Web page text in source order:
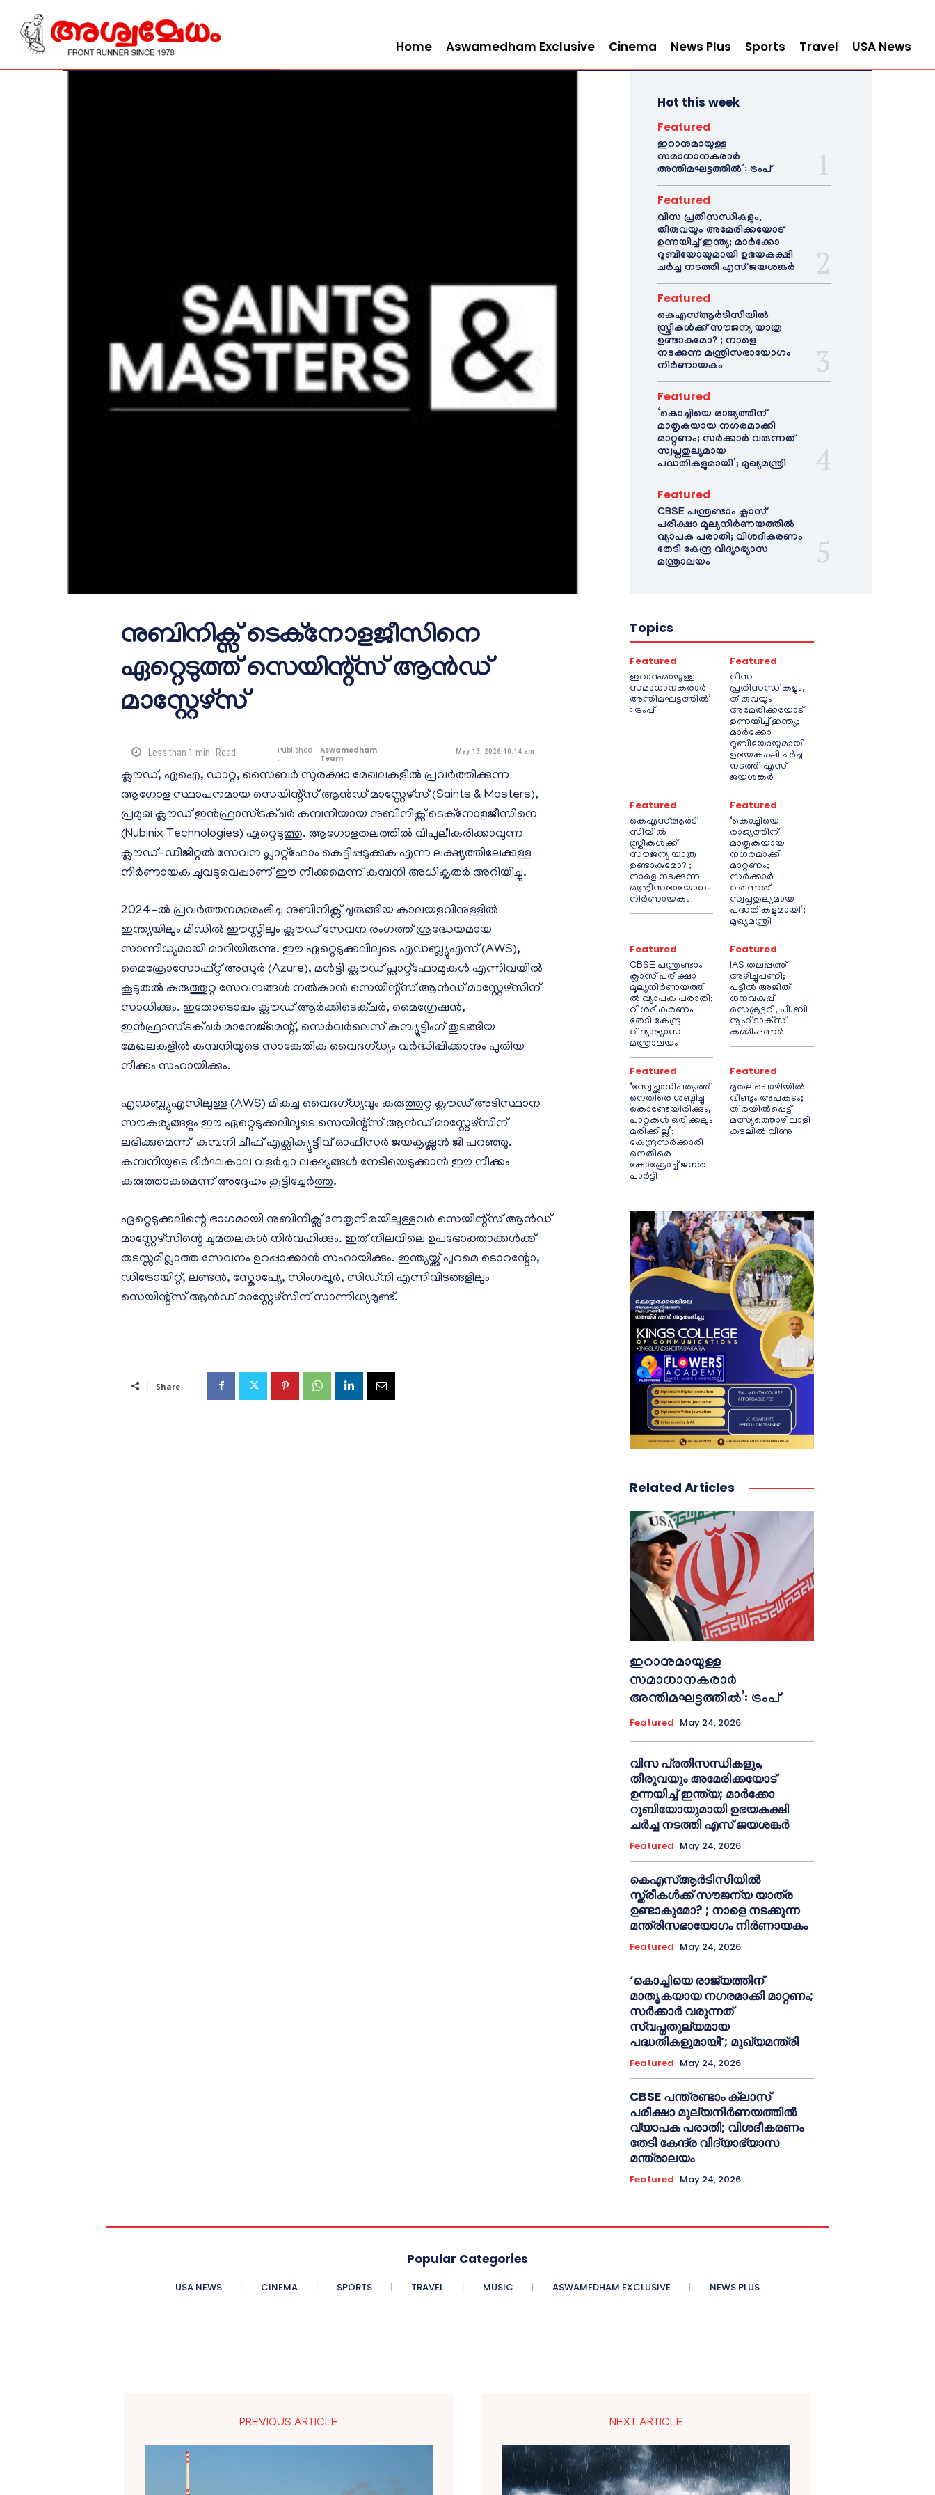
Home Aswamedham Exclusive Cinema News Plus Sports Travel USA News
നുബിനിക്സ് ടെക്നോളജീസിനെ
ഏറ്റെടുത്ത് സെയിന്റ്‌സ് ആൻഡ്
മാസ്റ്റേഴ്‌സ്
Less than 1 min. Read
Published
:
Aswamedham
Team
May 13, 2026 10:14 am
ക്ലൗഡ്, എഐ, ഡാറ്റ, സൈബർ സുരക്ഷാ മേഖലകളിൽ പ്രവർത്തിക്കുന്ന
ആഗോള സ്ഥാപനമായ സെയിന്റ്‌സ് ആൻഡ് മാസ്റ്റേഴ്‌സ് (Saints & Masters),
പ്രമുഖ ക്ലൗഡ് ഇൻഫ്രാസ്ട്രക്ചർ കമ്പനിയായ നുബിനിക്സ് ടെക്നോളജീസിനെ
(Nubinix Technologies) ഏറ്റെടുത്തു. ആഗോളതലത്തിൽ വിപുലീകരിക്കാവുന്ന
ക്ലൗഡ്-ഡിജിറ്റൽ സേവന പ്ലാറ്റ്‌ഫോം കെട്ടിപ്പടുക്കുക എന്ന ലക്ഷ്യത്തിലേക്കുള്ള
നിർണായക ചുവടുവെപ്പാണ് ഈ നീക്കമെന്ന് കമ്പനി അധികൃതർ അറിയിച്ചു.
2024-ൽ പ്രവർത്തനമാരംഭിച്ച നുബിനിക്സ് ചുരുങ്ങിയ കാലയളവിനുള്ളിൽ
ഇന്ത്യയിലും മിഡിൽ ഈസ്റ്റിലും ക്ലൗഡ് സേവന രംഗത്ത് ശ്രദ്ധേയമായ
സാന്നിധ്യമായി മാറിയിരുന്നു. ഈ ഏറ്റെടുക്കലിലൂടെ എഡബ്ല്യുഎസ് (AWS),
മൈക്രോസോഫ്റ്റ് അസൂർ (Azure), മൾട്ടി ക്ലൗഡ് പ്ലാറ്റ്‌ഫോമുകൾ എന്നിവയിൽ
കൂടുതൽ കരുത്തുറ്റ സേവനങ്ങൾ നൽകാൻ സെയിന്റ്‌സ് ആൻഡ് മാസ്റ്റേഴ്‌സിന്
സാധിക്കും. ഇതോടൊപ്പം ക്ലൗഡ് ആർക്കിടെക്ചർ, മൈഗ്രേഷൻ,
ഇൻഫ്രാസ്ട്രക്ചർ മാനേജ്‌മെന്റ്, സെർവർലെസ് കമ്പ്യൂട്ടിംഗ് തുടങ്ങിയ
മേഖലകളിൽ കമ്പനിയുടെ സാങ്കേതിക വൈദഗ്ധ്യം വർദ്ധിപ്പിക്കാനും പുതിയ
നീക്കം സഹായിക്കും.
എഡബ്ല്യുഎസിലുള്ള (AWS) മികച്ച വൈദഗ്ധ്യവും കരുത്തുറ്റ ക്ലൗഡ് അടിസ്ഥാന
സൗകര്യങ്ങളും ഈ ഏറ്റെടുക്കലിലൂടെ സെയിന്റ്‌സ് ആൻഡ് മാസ്റ്റേഴ്‌സിന്
ലഭിക്കുമെന്ന് കമ്പനി ചീഫ് എക്സിക്യൂട്ടീവ് ഓഫീസർ ജയകൃഷ്ണൻ ജി പറഞ്ഞു.
കമ്പനിയുടെ ദീർഘകാല വളർച്ചാ ലക്ഷ്യങ്ങൾ നേടിയെടുക്കാൻ ഈ നീക്കം
കരുത്താകുമെന്ന് അദ്ദേഹം കൂട്ടിച്ചേർത്തു.
ഏറ്റെടുക്കലിന്റെ ഭാഗമായി നുബിനിക്സ് നേതൃനിരയിലുള്ളവർ സെയിന്റ്‌സ് ആൻഡ്
മാസ്റ്റേഴ്‌സിന്റെ ചുമതലകൾ നിർവഹിക്കും. ഇത് നിലവിലെ ഉപഭോക്താക്കൾക്ക്
തടസ്സമില്ലാത്ത സേവനം ഉറപ്പാക്കാൻ സഹായിക്കും. ഇന്ത്യയ്ക്ക് പുറമെ ടൊറന്റോ,
ഡിട്രോയിറ്റ്, ലണ്ടൻ, സ്കോപ്യേ, സിംഗപ്പൂർ, സിഡ്‌നി എന്നിവിടങ്ങളിലും
സെയിന്റ്‌സ് ആൻഡ് മാസ്റ്റേഴ്‌സിന് സാന്നിധ്യമുണ്ട്.
Share
Hot this week
Featured
ഇറാനുമായുള്ള
സമാധാനകരാർ
അന്തിമഘട്ടത്തിൽ‌’: ട്രംപ്
Featured
വിസ പ്രതിസന്ധികളും,
തീരുവയും അമേരിക്കയോട്
ഉന്നയിച്ച് ഇന്ത്യ; മാർക്കോ
റൂബിയോയുമായി ഉഭയകക്ഷി
ചർച്ച നടത്തി എസ് ജയശങ്കർ
Featured
കെഎസ്ആർടിസിയിൽ
സ്ത്രീകൾക്ക് സൗജന്യ യാത്ര
ഉണ്ടാകുമോ? ; നാളെ
നടക്കുന്ന മന്ത്രിസഭായോഗം
നിർണായകം
Featured
‘കൊച്ചിയെ രാജ്യത്തിന്
മാതൃകയായ നഗരമാക്കി
മാറ്റണം; സർക്കാർ വരുന്നത്
സ്വപ്നതുല്യമായ
പദ്ധതികളുമായി’; മുഖ്യമന്ത്രി
Featured
CBSE പന്ത്രണ്ടാം ക്ലാസ്
പരീക്ഷാ മൂല്യനിർണയത്തിൽ
വ്യാപക പരാതി; വിശദീകരണം
തേടി കേന്ദ്ര വിദ്യാഭ്യാസ
മന്ത്രാലയം
Topics
Featured
ഇറാനുമായുള്ള
സമാധാനകരാർ
അന്തിമഘട്ടത്തിൽ‌’
: ട്രംപ്
Featured
വിസ
പ്രതിസന്ധികളും,
തീരുവയും
അമേരിക്കയോട്
ഉന്നയിച്ച് ഇന്ത്യ;
മാർക്കോ
റൂബിയോയുമായി
ഉഭയകക്ഷി ചർച്ച
നടത്തി എസ്
ജയശങ്കർ
Featured
കെഎസ്ആർടി
സിയിൽ
സ്ത്രീകൾക്ക്
സൗജന്യ യാത്ര
ഉണ്ടാകുമോ? ;
നാളെ നടക്കുന്ന
മന്ത്രിസഭായോഗം
നിർണായകം
Featured
‘കൊച്ചിയെ
രാജ്യത്തിന്
മാതൃകയായ
നഗരമാക്കി
മാറ്റണം;
സർക്കാർ
വരുന്നത്
സ്വപ്നതുല്യമായ
പദ്ധതികളുമായി’;
മുഖ്യമന്ത്രി
Featured
CBSE പന്ത്രണ്ടാം
ക്ലാസ് പരീക്ഷാ
മൂല്യനിർണയത്തി
ൽ വ്യാപക പരാതി;
വിശദീകരണം
തേടി കേന്ദ്ര
വിദ്യാഭ്യാസ
മന്ത്രാലയം
Featured
IAS തലപ്പത്ത്
അഴിച്ചുപണി;
പട്ടീല്‍ അജിത്
ധനവകുപ്പ്
സെക്രട്ടറി, പി.ബി
നൂഹ് ടാക്‌സ്
കമ്മീഷണര്‍
Featured
‘സ്വേച്ഛാധിപത്യത്തി
നെതിരെ ശബ്ദിച്ചു
കൊണ്ടേയിരിക്കും,
പാറ്റകൾ ഒരിക്കലും
മരിക്കില്ല’;
കേന്ദ്രസർക്കാരി
നെതിരെ
കോക്രോച്ച് ജനത
പാർട്ടി
Featured
മുതലപൊഴിയിൽ
വീണ്ടും അപകടം;
തിരയിൽപ്പെട്ട്
മത്സ്യത്തൊഴിലാളി
കടലിൽ വീണു
Related Articles
ഇറാനുമായുള്ള
സമാധാനകരാർ
അന്തിമഘട്ടത്തിൽ‌’: ട്രംപ്
Featured May 24, 2026
വിസ പ്രതിസന്ധികളും,
തീരുവയും അമേരിക്കയോട്
ഉന്നയിച്ച് ഇന്ത്യ; മാർക്കോ
റൂബിയോയുമായി ഉഭയകക്ഷി
ചർച്ച നടത്തി എസ് ജയശങ്കർ
Featured May 24, 2026
കെഎസ്ആർടിസിയിൽ
സ്ത്രീകൾക്ക് സൗജന്യ യാത്ര
ഉണ്ടാകുമോ? ; നാളെ നടക്കുന്ന
മന്ത്രിസഭായോഗം നിർണായകം
Featured May 24, 2026
‘കൊച്ചിയെ രാജ്യത്തിന്
മാതൃകയായ നഗരമാക്കി മാറ്റണം;
സർക്കാർ വരുന്നത്
സ്വപ്നതുല്യമായ
പദ്ധതികളുമായി’; മുഖ്യമന്ത്രി
Featured May 24, 2026
CBSE പന്ത്രണ്ടാം ക്ലാസ്
പരീക്ഷാ മൂല്യനിർണയത്തിൽ
വ്യാപക പരാതി; വിശദീകരണം
തേടി കേന്ദ്ര വിദ്യാഭ്യാസ
മന്ത്രാലയം
Featured May 24, 2026
Popular Categories
USA NEWS CINEMA SPORTS TRAVEL MUSIC ASWAMEDHAM EXCLUSIVE NEWS PLUS
PREVIOUS ARTICLE NEXT ARTICLE